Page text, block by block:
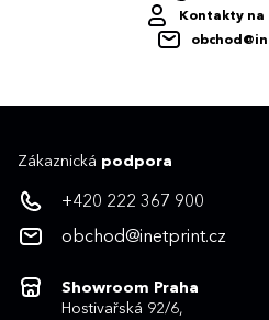
Kontakty na
Zákaznická podpora
+420 222 367 900
obchod@inetprint.cz
Showroom Praha
Hostivařská 92/6,